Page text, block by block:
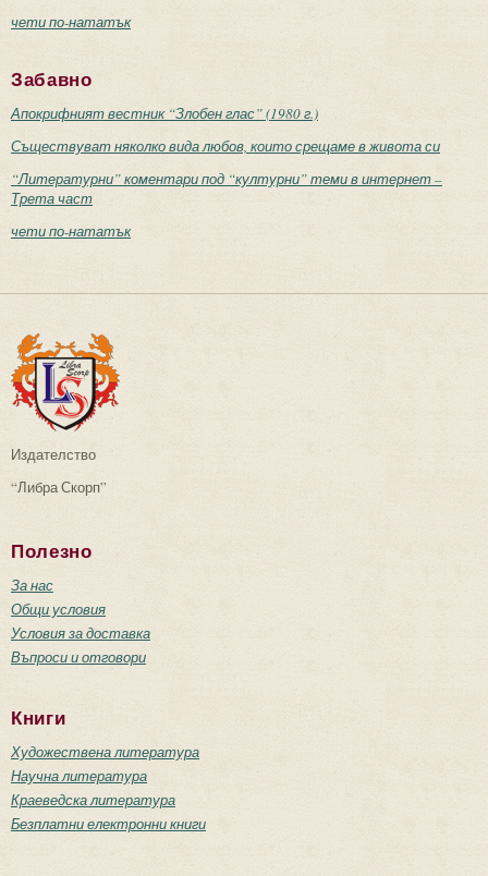
чети по-нататък
Забавно
Апокрифният вестник “Злобен глас” (1980 г.)
Съществуват няколко вида любов, които срещаме в живота си
“Литературни” коментари под “културни” теми в интернет –
Трета част
чети по-нататък
Издателство
“Либра Скорп”
Полезно
За нас
Общи условия
Условия за доставка
Въпроси и отговори
Книги
Художествена литература
Научна литература
Краеведска литература
Безплатни електронни книги